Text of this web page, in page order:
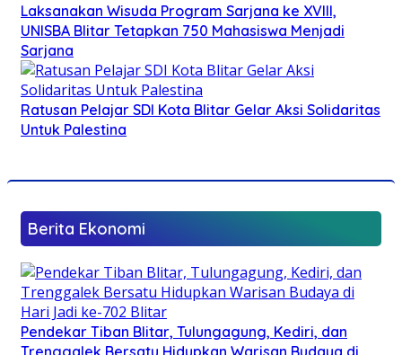
Laksanakan Wisuda Program Sarjana ke XVIII,
UNISBA Blitar Tetapkan 750 Mahasiswa Menjadi
Sarjana
Ratusan Pelajar SDI Kota Blitar Gelar Aksi Solidaritas
Untuk Palestina
Berita Ekonomi
Pendekar Tiban Blitar, Tulungagung, Kediri, dan
Trenggalek Bersatu Hidupkan Warisan Budaya di